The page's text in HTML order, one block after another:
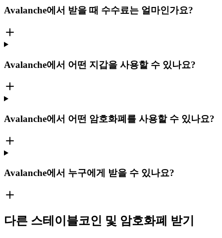
Avalanche에서 받을 때 수수료는 얼마인가요?
Avalanche에서 어떤 지갑을 사용할 수 있나요?
Avalanche에서 어떤 암호화폐를 사용할 수 있나요?
Avalanche에서 누구에게 받을 수 있나요?
다른 스테이블코인 및 암호화폐 받기